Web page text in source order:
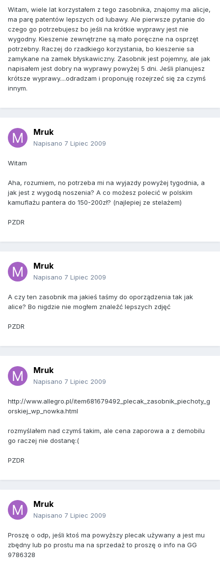
Witam, wiele lat korzystałem z tego zasobnika, znajomy ma alicje,
ma parę patentów lepszych od lubawy. Ale pierwsze pytanie do
czego go potrzebujesz bo jeśli na krótkie wyprawy jest nie
wygodny. Kieszenie zewnętrzne są mało poręczne na osprzęt
potrzebny. Raczej do rzadkiego korzystania, bo kieszenie sa
zamykane na zamek błyskawiczny. Zasobnik jest pojemny, ale jak
napisałem jest dobry na wyprawy powyżej 5 dni. Jeśli planujesz
krótsze wyprawy....odradzam i proponuję rozejrzeć się za czymś
innym.
Mruk
Napisano 7 Lipiec 2009
Witam
Aha, rozumiem, no potrzeba mi na wyjazdy powyżej tygodnia, a
jak jest z wygodą noszenia? A co możesz polecić w polskim
kamuflażu pantera do 150-200zł? (najlepiej ze stelażem)
PZDR
Mruk
Napisano 7 Lipiec 2009
A czy ten zasobnik ma jakieś taśmy do oporządzenia tak jak
alice? Bo nigdzie nie mogłem znaleźć lepszych zdjęć
PZDR
Mruk
Napisano 7 Lipiec 2009
http://www.allegro.pl/item681679492_plecak_zasobnik_piechoty_g
orskiej_wp_nowka.html
rozmyślałem nad czymś takim, ale cena zaporowa a z demobilu
go raczej nie dostanę:(
PZDR
Mruk
Napisano 7 Lipiec 2009
Proszę o odp, jeśli ktoś ma powyższy plecak używany a jest mu
zbędny lub po prostu ma na sprzedaż to proszę o info na GG
9786328